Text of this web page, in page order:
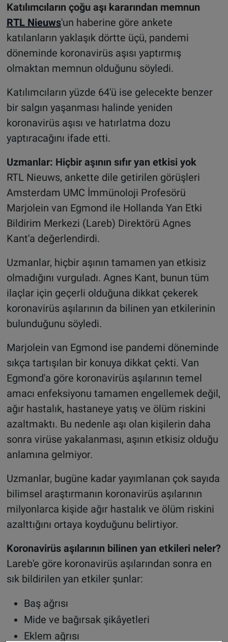
Katılımcıların çoğu aşı kararından memnun
RTL Nieuws'un haberine göre ankete
katılanların yaklaşık dörtte üçü, pandemi
döneminde koronavirüs aşısı yaptırmış
olmaktan memnun olduğunu söyledi.
Katılımcıların yüzde 64'ü ise gelecekte benzer
bir salgın yaşanması halinde yeniden
koronavirüs aşısı ve hatırlatma dozu
yaptıracağını ifade etti.
Uzmanlar: Hiçbir aşının sıfır yan etkisi yok
RTL Nieuws, ankette dile getirilen görüşleri
Amsterdam UMC İmmünoloji Profesörü
Marjolein van Egmond ile Hollanda Yan Etki
Bildirim Merkezi (Lareb) Direktörü Agnes
Kant'a değerlendirdi.
Uzmanlar, hiçbir aşının tamamen yan etkisiz
olmadığını vurguladı. Agnes Kant, bunun tüm
ilaçlar için geçerli olduğuna dikkat çekerek
koronavirüs aşılarının da bilinen yan etkilerinin
bulunduğunu söyledi.
Marjolein van Egmond ise pandemi döneminde
sıkça tartışılan bir konuya dikkat çekti. Van
Egmond'a göre koronavirüs aşılarının temel
amacı enfeksiyonu tamamen engellemek değil,
ağır hastalık, hastaneye yatış ve ölüm riskini
azaltmaktı. Bu nedenle aşı olan kişilerin daha
sonra virüse yakalanması, aşının etkisiz olduğu
anlamına gelmiyor.
Uzmanlar, bugüne kadar yayımlanan çok sayıda
bilimsel araştırmanın koronavirüs aşılarının
milyonlarca kişide ağır hastalık ve ölüm riskini
azalttığını ortaya koyduğunu belirtiyor.
Koronavirüs aşılarının bilinen yan etkileri neler?
Lareb'e göre koronavirüs aşılarından sonra en
sık bildirilen yan etkiler şunlar:
Baş ağrısı
Mide ve bağırsak şikâyetleri
Eklem ağrısı